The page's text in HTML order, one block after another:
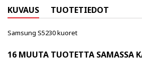
KUVAUS TUOTETIEDOT
Samsung S5230 kuoret
16 MUUTA TUOTETTA SAMASSA